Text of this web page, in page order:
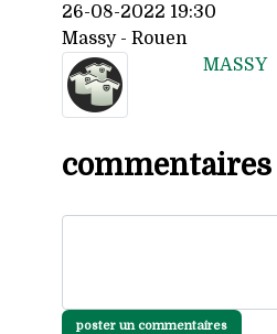
26-08-2022 19:30
Massy - Rouen
MASSY
commentaires
poster un commentaires